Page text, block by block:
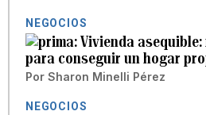
NEGOCIOS
Vivienda
para conseguir un hogar
Por Sharon Minelli Pérez
NEGOCIOS